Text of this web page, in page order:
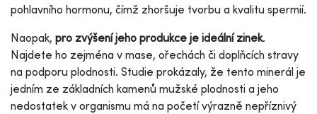
pohlavního hormonu, čímž zhoršuje tvorbu a kvalitu spermií.
Naopak, pro zvýšení jeho produkce je ideální zinek.
Najdete ho zejména v mase, ořechách či doplňcích stravy
na podporu plodnosti. Studie prokázaly, že tento minerál je
jedním ze základních kamenů mužské plodnosti a jeho
nedostatek v organismu má na početí výrazně nepříznivý